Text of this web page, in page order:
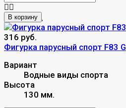
В корзину
316 руб.
Фигурка парусный спорт F83 G
Вариант
Водные виды спорта
Высота
130 мм.